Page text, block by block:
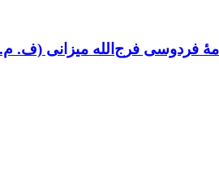
فردوسی فرج‌الله میزانی (ف.